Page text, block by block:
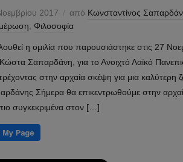
2017 από Κωνσταντίνος
Φιλοσοφία
η ομιλία που παρουσιάστηκε στις 27
Σαπαρδάνη, για το Ανοιχτό Λαϊκό
στην αρχαία σκέψη για μια καλύτερη
Σήμερα θα επικεντρωθούμε στην
συγκεκριμένα στον […]